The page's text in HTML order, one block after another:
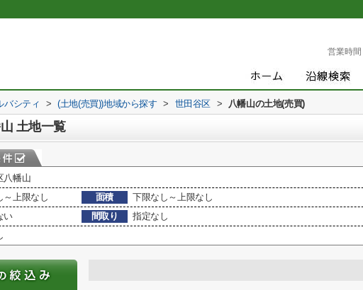
営業時間
バシティ > (土地(売買))地域から探す > 世田谷区 > 八幡山の土地(売買)
土地一覧
八幡山
～上限なし 面積
下限なし～上限なし
い 間取り
指定なし